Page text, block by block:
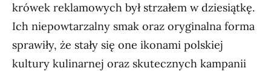
krówek reklamowych był strzałem w dziesiątkę.
Ich niepowtarzalny smak oraz oryginalna forma
sprawiły, że stały się one ikonami polskiej
kultury kulinarnej oraz skutecznych kampanii